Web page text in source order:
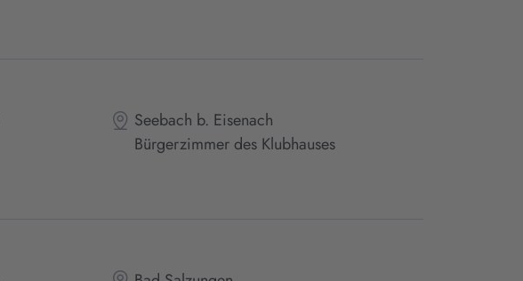
Seebach b. Eisenach
Bürgerzimmer des Klubhauses